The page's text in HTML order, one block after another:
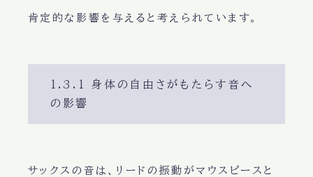
肯定的な影響を与えると考えられています。
1.3.1 身体の自由さがもたらす音へ
の影響
サックスの音は、リードの振動がマウスピースと